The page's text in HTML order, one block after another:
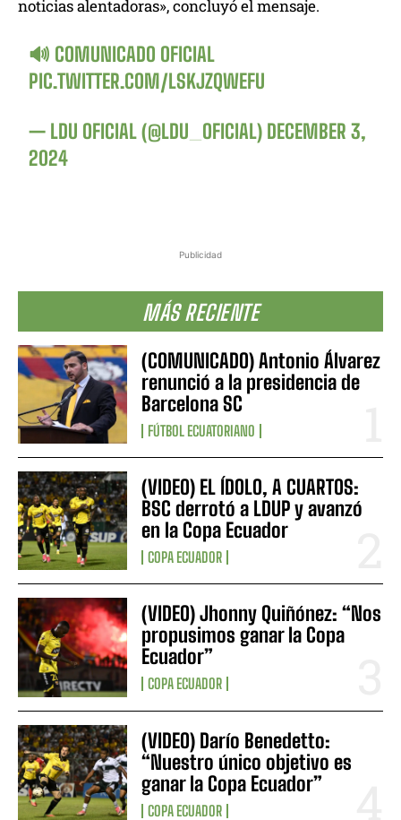
Publicidad
MÁS RECIENTE
(COMUNICADO) Antonio Álvarez
renunció a la presidencia de
Barcelona SC
FÚTBOL ECUATORIANO
(VIDEO) EL ÍDOLO, A CUARTOS:
BSC derrotó a LDUP y avanzó
en la Copa Ecuador
COPA ECUADOR
(VIDEO) Jhonny Quiñónez: “Nos
propusimos ganar la Copa
Ecuador”
COPA ECUADOR
(VIDEO) Darío Benedetto:
“Nuestro único objetivo es
ganar la Copa Ecuador”
COPA ECUADOR
noticias alentadoras», concluyó el mensaje.
🔊 COMUNICADO OFICIAL
PIC.TWITTER.COM/LSKJZQWEFU
— LDU OFICIAL (@LDU_OFICIAL) DECEMBER 3,
2024